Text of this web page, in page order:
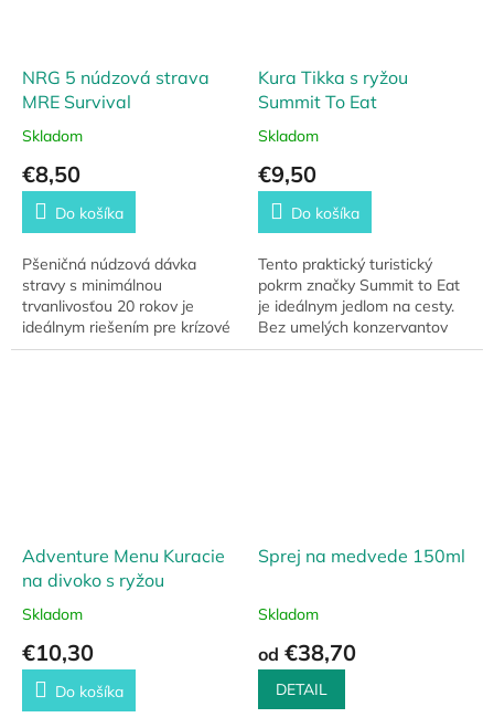
NRG 5 núdzová strava
MRE Survival
Skladom
€8,50
Do košíka
Pšeničná núdzová dávka
stravy s minimálnou
trvanlivosťou 20 rokov je
ideálnym riešením pre krízové
situácie a expedície. Táto
Kura Tikka s ryžou
Summit To Eat
Skladom
€9,50
Do košíka
Tento praktický turistický
pokrm značky Summit to Eat
je ideálnym jedlom na cesty.
Bez umelých konzervantov
ponúka vynikajúcu prírodnú
Adventure Menu Kuracie
na divoko s ryžou
Skladom
€10,30
Do košíka
Sprej na medvede 150ml
Skladom
od €38,70
DETAIL